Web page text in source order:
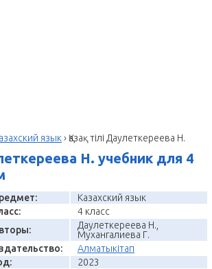
язык› Қазақ тілі Даулеткереева Н.
Н. учебник для 4
Казахский язык
4 класс
Даулеткереева Н.,
Мухангалиева Г.
Алматыкітап
2023